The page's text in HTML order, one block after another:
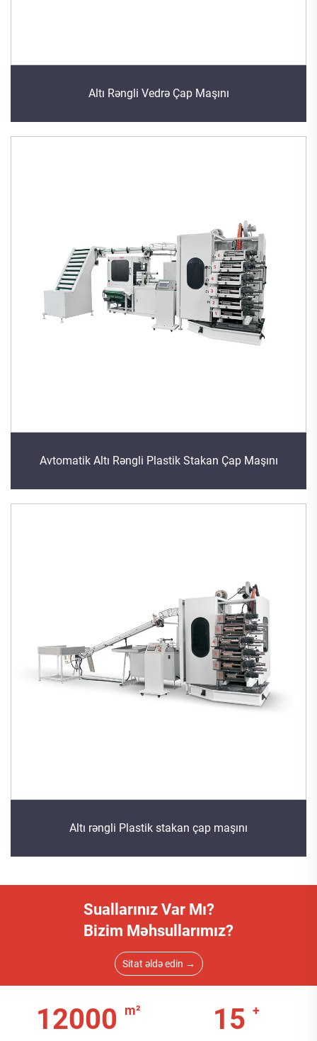
Altı Rəngli Vedrə Çap Maşını
Avtomatik Altı Rəngli Plastik Stakan Çap Maşını
Altı rəngli Plastik stakan çap maşını
Suallarınız Var Mı?
Bizim Məhsullarımız?
Sitat əldə edin →
12000 15